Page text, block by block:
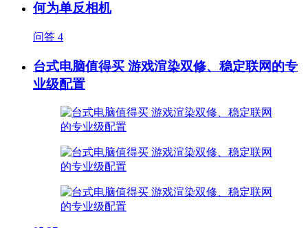
何为单反相机
问答 4
台式电脑值得买 游戏渲染双修、稳定联网的专
业级配置